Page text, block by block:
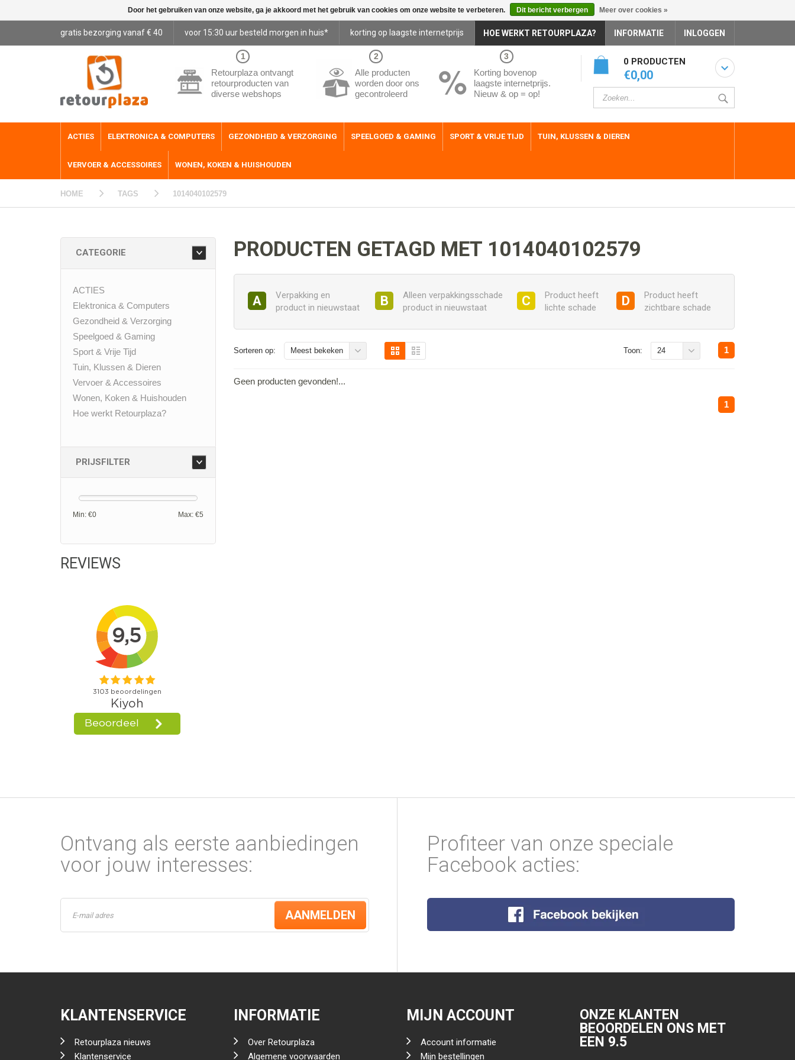
gratis bezorging vanaf € 40 voor 15:30 uur besteld morgen in huis* korting op laagste internetprijs HOE WERKT RETOURPLAZA? INFORMATIE INLOGGEN
1
Retourplaza ontvangt
retourproducten van
diverse webshops
2
Alle producten
worden door ons
gecontroleerd
3
Korting bovenop
laagste internetprijs.
Nieuw & op = op!
0 PRODUCTEN
€0,00
ACTIES ELEKTRONICA & COMPUTERS GEZONDHEID & VERZORGING SPEELGOED & GAMING SPORT & VRIJE TIJD TUIN, KLUSSEN & DIEREN
VERVOER & ACCESSOIRES WONEN, KOKEN & HUISHOUDEN
HOME TAGS 1014040102579
CATEGORIE
ACTIES
Elektronica & Computers
Gezondheid & Verzorging
Speelgoed & Gaming
Sport & Vrije Tijd
Tuin, Klussen & Dieren
Vervoer & Accessoires
Wonen, Koken & Huishouden
Hoe werkt Retourplaza?
PRIJSFILTER
Min: €0 Max: €5
REVIEWS
PRODUCTEN GETAGD MET 1014040102579
A
Verpakking en
product in nieuwstaat
B
Alleen verpakkingsschade
product in nieuwstaat
C
Product heeft
lichte schade
D
Product heeft
zichtbare schade
Sorteren op: Meest bekeken 1
Toon: 24
Geen producten gevonden!...
1
Ontvang als eerste aanbiedingen
voor jouw interesses:
AANMELDEN
Profiteer van onze speciale
Facebook acties:
KLANTENSERVICE
Retourplaza nieuws
Klantenservice
INFORMATIE
Over Retourplaza
Algemene voorwaarden
MIJN ACCOUNT
Account informatie
Mijn bestellingen
ONZE KLANTEN
BEOORDELEN ONS MET
EEN 9.5
Door het gebruiken van onze website, ga je akkoord met het gebruik van cookies om onze website te verbeteren. Dit bericht verbergen Meer over cookies »